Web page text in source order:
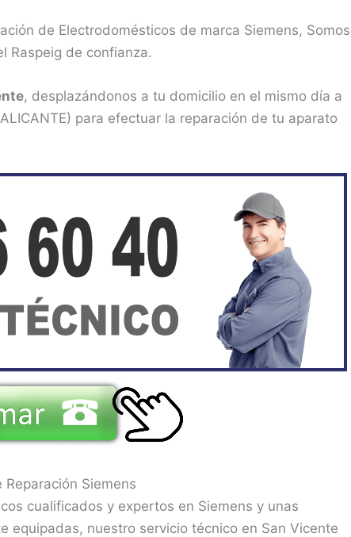
de Electrodomésticos de marca Siemens, Somos
Raspeig de confianza.
, desplazándonos a tu domicilio en el mismo día a
para efectuar la reparación de tu aparato
Reparación Siemens
cualificados y expertos en Siemens y unas
equipadas, nuestro servicio técnico en San Vicente